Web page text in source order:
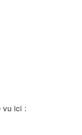
vu ici :